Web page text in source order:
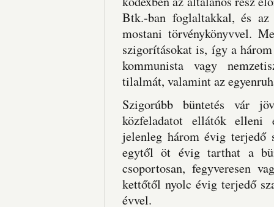
Btk.-ban foglaltakkal, és
mostani törvénykönyvvel.
szigorításokat is, így a
kommunista vagy
tilalmát, valamint az
Szigorúbb büntetés vár
közfeladatot ellátók elleni
jelenleg három évig terjedő
egytől öt évig tarthat a
csoportosan, fegyveresen
kettőtől nyolc évig terjedő
évvel.